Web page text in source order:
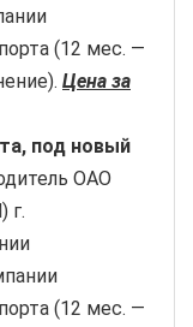
(12 мес. —
Цена за
под новый
ОАО
г.
(12 мес. —